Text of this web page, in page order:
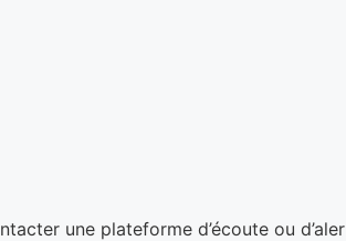
une plateforme d’écoute ou